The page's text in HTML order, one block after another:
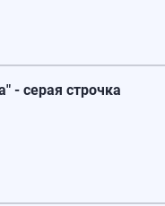
- серая строчка